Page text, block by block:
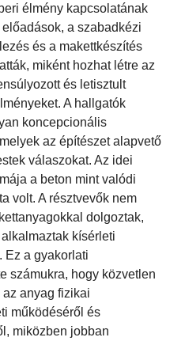
élmény kapcsolatának
a szabadkézi
és a makettkészítés
miként hozhat létre az
és letisztult
A hallgatók
koncepcionális
az építészet alapvető
válaszokat. Az idei
a beton mint valódi
volt. A résztvevők nem
dolgoztak,
kísérleti
Ez a gyakorlati
számukra, hogy közvetlen
anyag fizikai
működéséről és
miközben jobban